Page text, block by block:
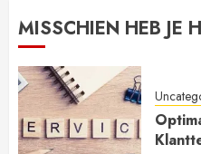
MISSCHIEN HEB JE